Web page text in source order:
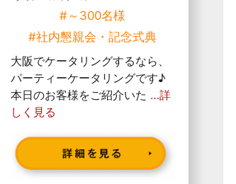
#～300名様
#社内懇親会・記念式典
大阪でケータリングするなら、
パーティーケータリングです♪
本日のお客様をご紹介いた …詳
しく見る